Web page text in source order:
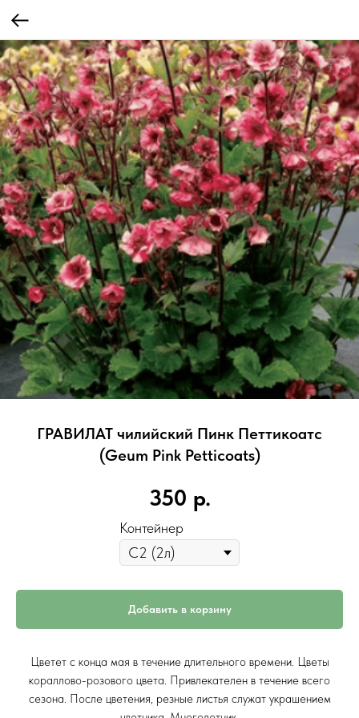
ГРАВИЛАТ чилийский Пинк Петтикоатс
(Geum Pink Petticoats)
350 р.
Контейнер
Добавить в корзину
Цветет с конца мая в течение длительного времени. Цветы
кораллово-розового цвета. Привлекателен в течение всего
сезона. После цветения, резные листья служат украшением